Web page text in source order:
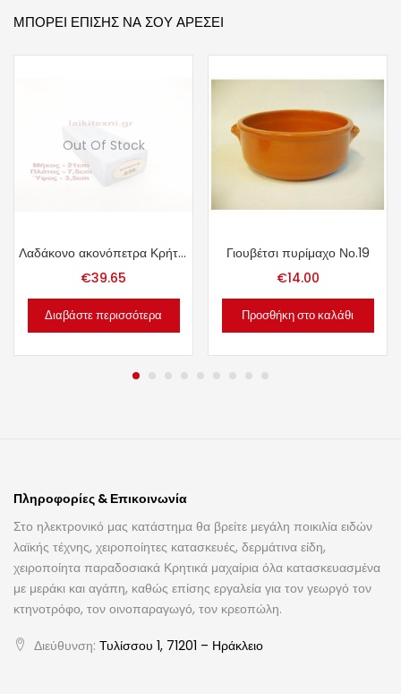
ΜΠΟΡΕΊ ΕΠΊΣΗΣ ΝΑ ΣΟΥ ΑΡΈΣΕΙ
Out Of Stock
Λαδάκονο ακονόπετρα Κρήτης 1.47kg.
€39.65
Διαβάστε περισσότερα
Γιουβέτσι πυρίμαχο Νο.19
€14.00
Προσθήκη στο καλάθι
Πληροφορίες & Επικοινωνία
Στο ηλεκτρονικό μας κατάστημα θα βρείτε μεγάλη ποικιλία ειδών
λαϊκής τέχνης, χειροποίητες κατασκευές, δερμάτινα είδη,
χειροποίητα παραδοσιακά Κρητικά μαχαίρια όλα κατασκευασμένα
με μεράκι και αγάπη, καθώς επίσης εργαλεία για τον γεωργό τον
κτηνοτρόφο, τον οινοπαραγωγό, τον κρεοπώλη.
Διεύθυνση: Τυλίσσου 1, 71201 – Ηράκλειο